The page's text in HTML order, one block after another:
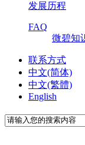
发展历程
FAQ
微碧知
联系方式
中文(简体)
中文(繁體)
English